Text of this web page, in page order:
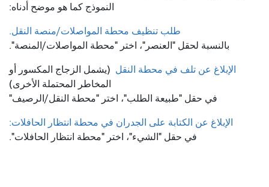
النموذج كما هو موضح أدناه:
طلب تنظيف محطة المواصلات/منصة النقل.
بالنسبة لحقل "العنصر"، اختر "محطة المواصلات/المنصة".
الإبلاغ عن تلف في محطة النقل (يشمل الزجاج المكسور أو
المخاطر المحتملة الأخرى)
في حقل "طبيعة الطلب"، اختر "محطة النقل/الرصيف"
الإبلاغ عن الكتابة على الجدران في محطة انتظار الحافلات:
في حقل "الشيء"، اختر "محطة انتظار الحافلات".